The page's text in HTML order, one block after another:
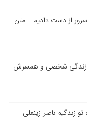
از دست دادیم + متن
زندگی شخصی و همسرش
زندگیم ناصر زینعلی